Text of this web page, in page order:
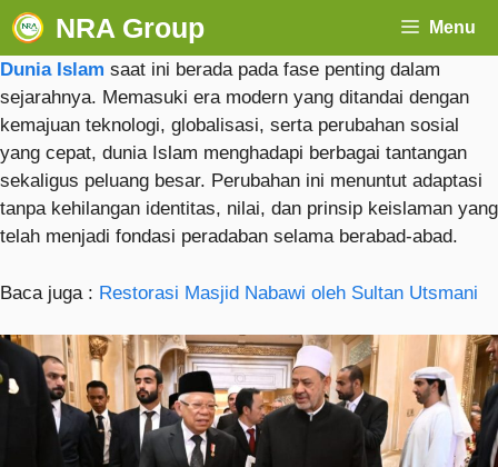
NRA Group Menu
Dunia Islam saat ini berada pada fase penting dalam
sejarahnya. Memasuki era modern yang ditandai dengan
kemajuan teknologi, globalisasi, serta perubahan sosial
yang cepat, dunia Islam menghadapi berbagai tantangan
sekaligus peluang besar. Perubahan ini menuntut adaptasi
tanpa kehilangan identitas, nilai, dan prinsip keislaman yang
telah menjadi fondasi peradaban selama berabad-abad.
Baca juga : Restorasi Masjid Nabawi oleh Sultan Utsmani